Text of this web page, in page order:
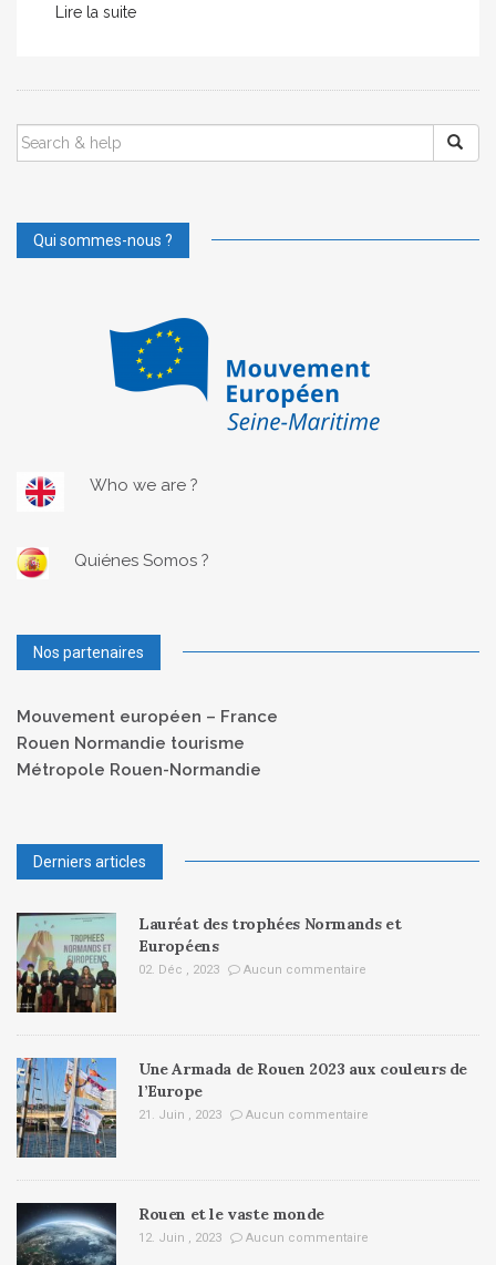
Lire la suite
SEARCH
FOR:
Qui sommes-nous ?
Who we are ?
Quiénes Somos ?
Nos partenaires
Mouvement européen – France
Rouen Normandie tourisme
Métropole Rouen-Normandie
Derniers articles
Lauréat des trophées Normands et
Européens
02. Déc , 2023 Aucun commentaire
Une Armada de Rouen 2023 aux couleurs de
l’Europe
21. Juin , 2023 Aucun commentaire
Rouen et le vaste monde
12. Juin , 2023 Aucun commentaire